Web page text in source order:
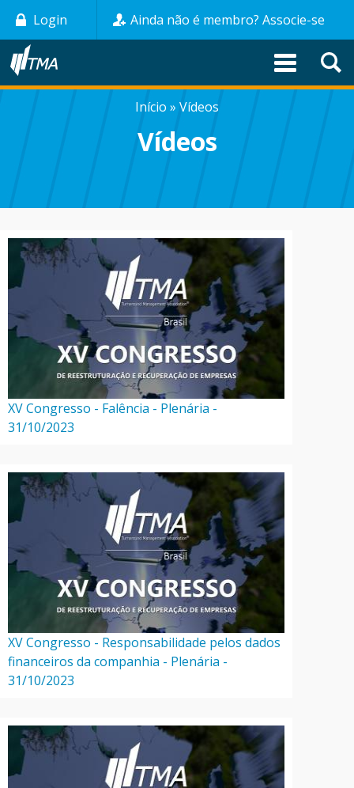
Pular
para
conteúdo
principal
Login Ainda não é membro? Associe-se
Início Vídeos
Vídeos
XV Congresso - Falência - Plenária -
31/10/2023
XV Congresso - Responsabilidade pelos dados
financeiros da companhia - Plenária -
31/10/2023